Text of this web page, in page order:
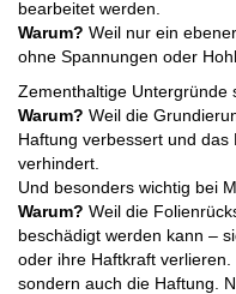
bearbeitet werden.
Warum? Weil nur ein
ohne Spannungen oder
Zementhaltige Untergründe
Warum? Weil die
Haftung verbessert und
verhindert.
Und besonders wichtig bei
Warum? Weil die
beschädigt werden kann –
oder ihre Haftkraft
sondern auch die Haftung.